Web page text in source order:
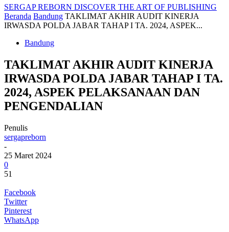
SERGAP REBORN DISCOVER THE ART OF PUBLISHING
Beranda Bandung TAKLIMAT AKHIR AUDIT KINERJA
IRWASDA POLDA JABAR TAHAP I TA. 2024, ASPEK...
Bandung
TAKLIMAT AKHIR AUDIT KINERJA
IRWASDA POLDA JABAR TAHAP I TA.
2024, ASPEK PELAKSANAAN DAN
PENGENDALIAN
Penulis
sergapreborn
-
25 Maret 2024
0
51
Facebook
Twitter
Pinterest
WhatsApp